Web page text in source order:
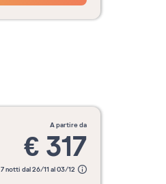
a partire da
€ 317
7 notti dal 26/11 al 03/12